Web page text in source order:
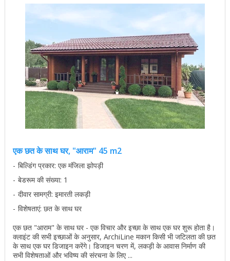
एक छत के साथ घर, "आराम" 45 m2
बिल्डिंग प्रकार: एक मंजिला झोपड़ी
बेडरूम की संख्या: 1
दीवार सामग्री: इमारती लकड़ी
विशेषताएं: छत के साथ घर
एक छत "आराम" के साथ घर - एक विचार और इच्छा के साथ एक घर शुरू होता है।
क्लाइंट की सभी इच्छाओं के अनुसार, ArchiLine मकान किसी भी जटिलता की छत
के साथ एक घर डिजाइन करेंगे। डिजाइन चरण में, लकड़ी के आवास निर्माण की
सभी विशेषताओं और भविष्य की संरचना के लिए ...